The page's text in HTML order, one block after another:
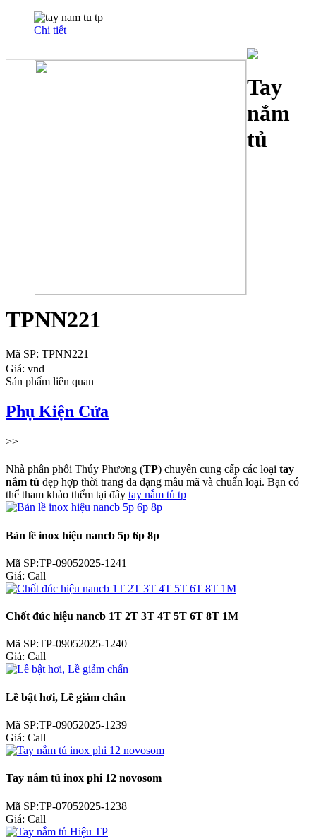
Chi tiết
Tay
nắm
tủ
TPNN221
Mã SP: TPNN221
Giá: vnd
Sản phẩm liên quan
Phụ Kiện Cửa
>>
Nhà phân phối Thúy Phương (TP) chuyên cung cấp các loại tay
nắm tủ đẹp hợp thời trang đa dạng mâu mã và chuẩn loại. Bạn có
thể tham khảo thểm tại đây tay nắm tủ tp
Bản lề inox hiệu nancb 5p 6p 8p
Mã SP:TP-09052025-1241
Giá: Call
Chốt đúc hiệu nancb 1T 2T 3T 4T 5T 6T 8T 1M
Mã SP:TP-09052025-1240
Giá: Call
Lề bật hơi, Lề giảm chấn
Mã SP:TP-09052025-1239
Giá: Call
Tay nắm tủ inox phi 12 novosom
Mã SP:TP-07052025-1238
Giá: Call